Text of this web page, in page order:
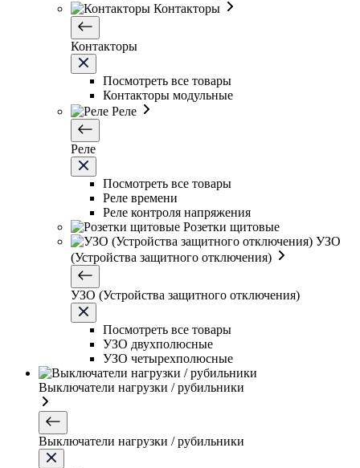
Контакторы
Контакторы
Посмотреть все товары
Контакторы модульные
Реле
Реле
Посмотреть все товары
Реле времени
Реле контроля напряжения
Розетки щитовые
УЗО
(Устройства защитного отключения)
УЗО (Устройства защитного отключения)
Посмотреть все товары
УЗО двухполюсные
УЗО четырехполюсные
Выключатели нагрузки / рубильники
Выключатели нагрузки / рубильники